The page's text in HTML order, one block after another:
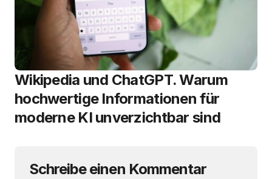
Wikipedia und ChatGPT. Warum
hochwertige Informationen für
moderne KI unverzichtbar sind
Schreibe einen Kommentar